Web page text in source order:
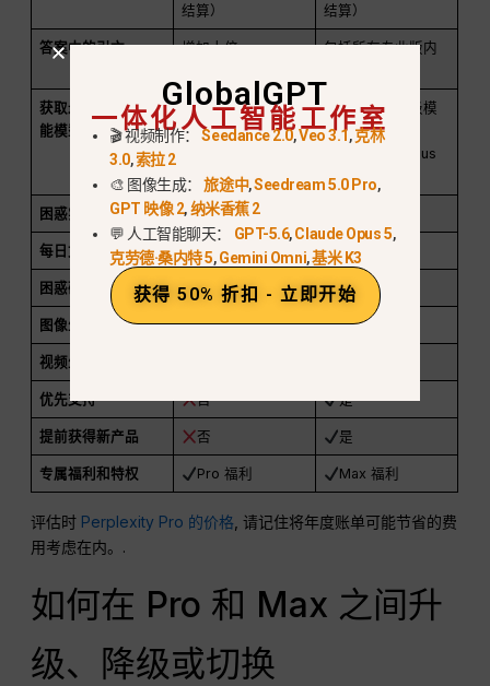
结算） 结算）
答案中的引文 增加十倍
包括所有专业版内
获取最新的人工智
能模型
GPT-5.2, Claude
Sonnet 4.5
无限制访问高级模
型（OpenAI、
Anthropic、Opus
4.5）
困惑实验室 是
每日文件上传配额 增加 10 倍 增加 100 倍
困惑研究 扩展访问 无限制访问
图像生成 扩展访问 无限制访问
视频生成
优先支持 否 是
提前获得新产品 否 是
专属福利和特权 Pro 福利 Max 福利
评估时 Perplexity Pro 的价格, 请记住将年度账单可能节省的费
用考虑在内。.
如何在 Pro 和 Max 之间升
级、降级或切换
GlobalGPT
一体化人工智能工作室
🎬 视频制作：Seedance 2.0,Veo 3.1,克林
3.0,索拉 2
🎨 图像生成：旅途中,Seedream 5.0 Pro,
GPT 映像 2,纳米香蕉 2
💬 人工智能聊天： GPT-5.6,Claude Opus 5,
克劳德·桑内特 5,Gemini Omni,基米 K3
获得 50% 折扣 - 立即开始